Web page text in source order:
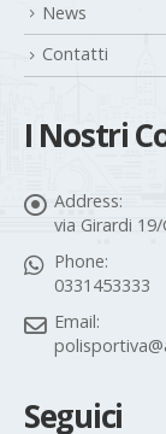
News
Contatti
I Nostri
Address:
via Girardi
Phone:
0331453333
Email:
Seguici